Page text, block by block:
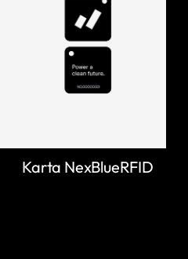
Karta NexBlueRFID